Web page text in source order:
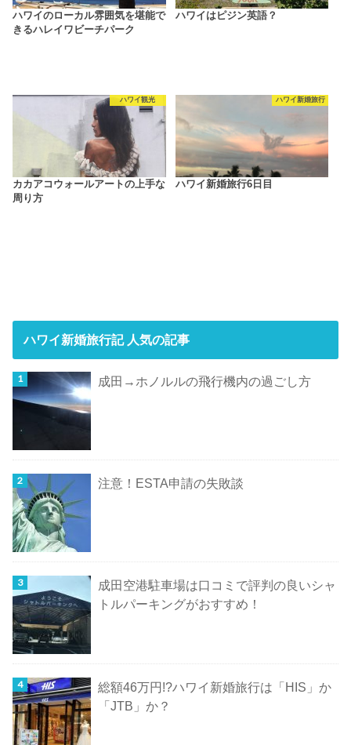
ハワイのローカル雰囲気を堪能で
きるハレイワビーチパーク
ハワイはピジン英語？
ハワイ観光
カカアコウォールアートの上手な
周り方
ハワイ新婚旅行
ハワイ新婚旅行6日目
ハワイ新婚旅行記 人気の記事
成田→ホノルルの飛行機内の過ごし方
注意！ESTA申請の失敗談
成田空港駐車場は口コミで評判の良いシャ
トルパーキングがおすすめ！
総額46万円!?ハワイ新婚旅行は「HIS」か
「JTB」か？